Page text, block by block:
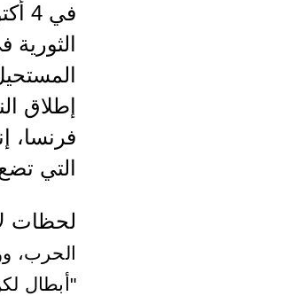
إطلاق
فرنسا،
التي تضع
لحظات
الحرب،
" أبطال